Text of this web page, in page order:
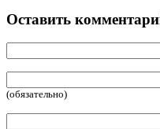
Оставить
(обязательно)